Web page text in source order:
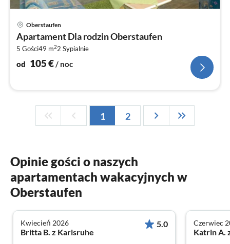
Oberstaufen
Apartament Dla rodzin Oberstaufen
5 Gości49 m22 Sypialnie
od 105€/ noc
1 2
Opinie gości o naszych
apartamentach wakacyjnych w
Oberstaufen
Kwiecień 2026
Britta B. z Karlsruhe
5.0 Czerwiec
Katrin A.